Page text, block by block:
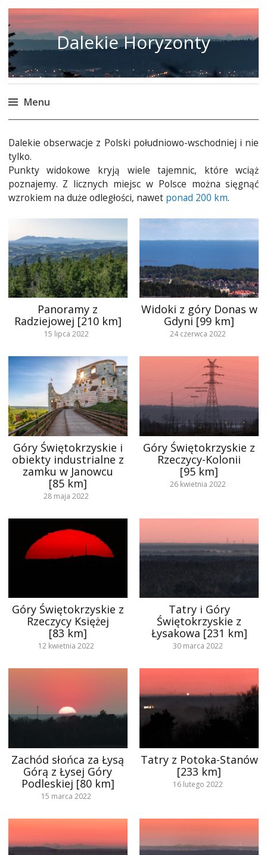
Dalekie Horyzonty
Menu
to
content
Dalekie obserwacje z Polski południowo-wschodniej i nie
tylko.
Punkty widokowe kryją wiele tajemnic, które wciąż
poznajemy. Z licznych miejsc w Polsce można sięgnąć
wzrokiem na duże odległości, nawet ponad 200 km.
Panoramy z
Radziejowej [210 km]
15 lipca 2022
Widoki z góry Donas w
Gdyni [99 km]
24 czerwca 2022
Góry Świętokrzyskie i
obiekty industrialne z
zamku w Janowcu
[85 km]
28 maja 2022
Góry Świętokrzyskie z
Rzeczycy-Kolonii
[95 km]
26 kwietnia 2022
Góry Świętokrzyskie z
Rzeczycy Księżej
[83 km]
12 kwietnia 2022
Tatry i Góry
Świętokrzyskie z
Łysakowa [231 km]
30 marca 2022
Zachód słońca za Łysą
Górą z Łysej Góry
Podleskiej [80 km]
15 marca 2022
Tatry z Potoka-Stanów
[233 km]
16 lutego 2022